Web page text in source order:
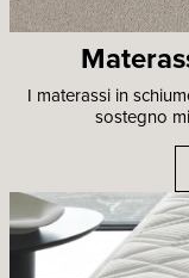
I materassi in
sostegno